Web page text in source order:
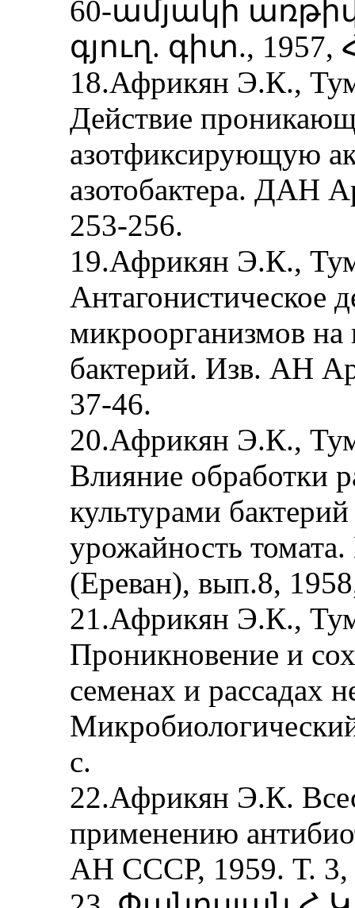
60-ամյակի
գյուղ. գիտ., 1957,
18.Африкян Э.К.,
Действие
азотфиксирующую
азотобактера. ДАН
253-256.
19.Африкян Э.К.,
Антагонистическое
микроорганизмов на
бактерий. Изв. АН
37-46.
20.Африкян Э.К.,
Влияние обработки
культурами
урожайность
(Ереван), вып.8,
21.Африкян Э.К.,
Проникновение и
семенах и рассадах
с.
22.Африкян Э.К.
применению
АН СССР, 1959. Т. 3,